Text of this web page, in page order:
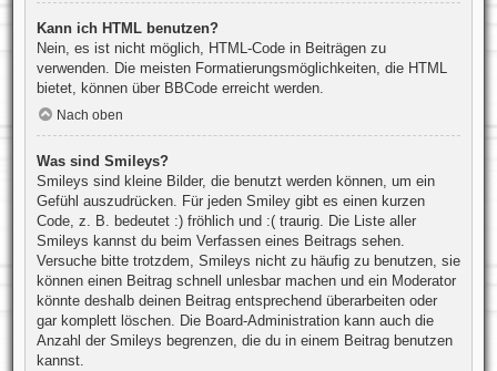
Kann ich HTML benutzen?
Nein, es ist nicht möglich, HTML-Code in Beiträgen zu
verwenden. Die meisten Formatierungsmöglichkeiten, die HTML
bietet, können über BBCode erreicht werden.
Nach oben
Was sind Smileys?
Smileys sind kleine Bilder, die benutzt werden können, um ein
Gefühl auszudrücken. Für jeden Smiley gibt es einen kurzen
Code, z. B. bedeutet :) fröhlich und :( traurig. Die Liste aller
Smileys kannst du beim Verfassen eines Beitrags sehen.
Versuche bitte trotzdem, Smileys nicht zu häufig zu benutzen, sie
können einen Beitrag schnell unlesbar machen und ein Moderator
könnte deshalb deinen Beitrag entsprechend überarbeiten oder
gar komplett löschen. Die Board-Administration kann auch die
Anzahl der Smileys begrenzen, die du in einem Beitrag benutzen
kannst.